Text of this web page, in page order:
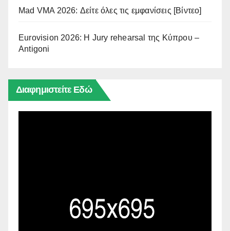
Mad VMA 2026: Δείτε όλες τις εμφανίσεις [Βίντεο]
Eurovision 2026: Η Jury rehearsal της Κύπρου –
Antigoni
Διαφημιστείτε Εδώ